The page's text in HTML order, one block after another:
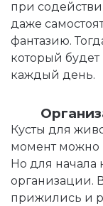
при
даже
фантазию.
который
каждый день.
Кусты для
момент можно
Но для начала
организации.
прижились и